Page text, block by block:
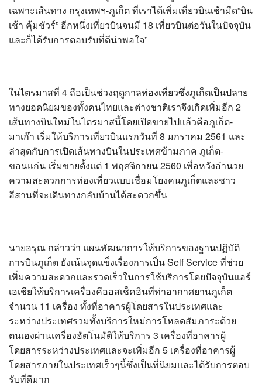
เฉพาะเส้นทาง กรุงเทพฯ-ภูเก็ต ที่เราได้เพิ่มเที่ยวบินเช้ามืด”บิน
เช้า คุ้มชัวร์” อีกหนึ่งเที่ยวบินจนมี 18 เที่ยวบินต่อวันในปัจจุบัน
และก็ได้รับการตอบรับที่ดีน่าพอใจ”
ในไตรมาสที่ 4 ถือเป็นช่วงฤดูกาลท่องเที่ยวซึ่งภูเก็ตเป็นปลาย
ทางยอดนิยมของทั้งคนไทยและต่างชาติเราจึงเกิดเพิ่มอีก 2
เส้นทางบินใหม่ในไตรมาสนี้โดยเปิดขายไปแล้วคือภูเก็ต-
มาเก๊า เริ่มให้บริการเที่ยวบินแรกวันที่ 8 มกราคม 2561 และ
ล่าสุดกับการเปิดเส้นทางบินในประเทศข้ามภาค ภูเก็ต-
ขอนแก่น เริ่มขายตั้งแต่ 1 พฤศจิกายน 2560 เพื่อหวังอำนวย
ความสะดวกการท่องเที่ยวแบบเชื่อมโยงคนภูเก็ตและชาว
อีสานที่จะเดินทางกลับบ้านได้สะดวกขึ้น
นายอรุณ กล่าวว่า แผนพัฒนาการให้บริการของฐานปฏิบัติ
การบินภูเก็ต ยังเน้นจุดแข็งเรื่องการเป็น Self Service ที่ช่วย
เพิ่มความสะดวกและรวดเร็วในการใช้บริการโดยปัจจุบันแอร์
เอเชียให้บริการเครื่องคีออสเช็คอินที่ท่าอากาศยานภูเก็ต
จำนวน 11 เครื่อง ทั้งที่อาคารผู้โดยสารในประเทศและ
ระหว่างประเทศรวมทั้งบริการใหม่การโหลดสัมภาระด้วย
ตนเองผ่านเครื่องอัตโนมัติให้บริการ 3 เครื่องที่อาคารผู้
โดยสารระหว่างประเทศและจะเพิ่มอีก 5 เครื่องที่อาคารผู้
โดยสารภายในประเทศเร็วๆนี้ซึ่งเป็นที่นิยมและได้รับการตอบ
รับที่ดีมาก